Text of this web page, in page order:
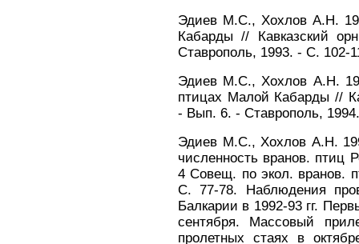
Эдиев М.С., Хохлов А.Н.
Кабарды // Кавказский
Ставрополь, 1993. - С. 102-
Эдиев М.С., Хохлов А.Н.
птицах Малой Кабарды //
- Вып. 6. - Ставрополь,
Эдиев М.С., Хохлов А.Н.
численность вранов. птиц
4 Совещ. по экол. вранов.
С. 77-78. Наблюдения
Балкарии в 1992-93 гг.
сентября. Массовый
пролетных стаях в